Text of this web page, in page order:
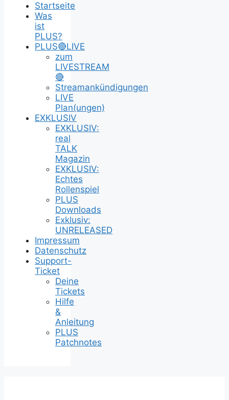
Startseite
Was
ist
PLUS?
PLUS🔴LIVE
zum
LIVESTREAM
🔴
Streamankündigungen
LIVE
Plan(ungen)
EXKLUSIV
EXKLUSIV:
real
TALK
Magazin
EXKLUSIV:
Echtes
Rollenspiel
PLUS
Downloads
Exklusiv:
UNRELEASED
Impressum
Datenschutz
Support-
Ticket
Deine
Tickets
Hilfe
&
Anleitung
PLUS
Patchnotes